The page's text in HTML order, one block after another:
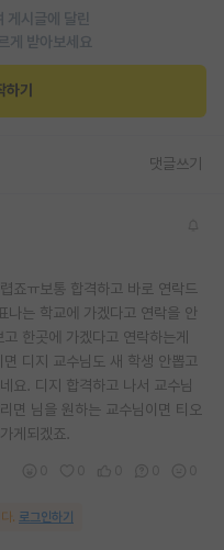
게시글에 달린
게 받아보세요
기
댓글쓰기
죠ㅠ보통 합격하고 바로 연락드
나는 학교에 가겠다고 연락을 안
한곳에 가겠다고 연락하는게
디지 교수님도 새 학생 안뽑고
요. 디지 합격하고 나서 교수님
면 님을 원하는 교수님이면 티오
게되겠죠.
. 로그인하기